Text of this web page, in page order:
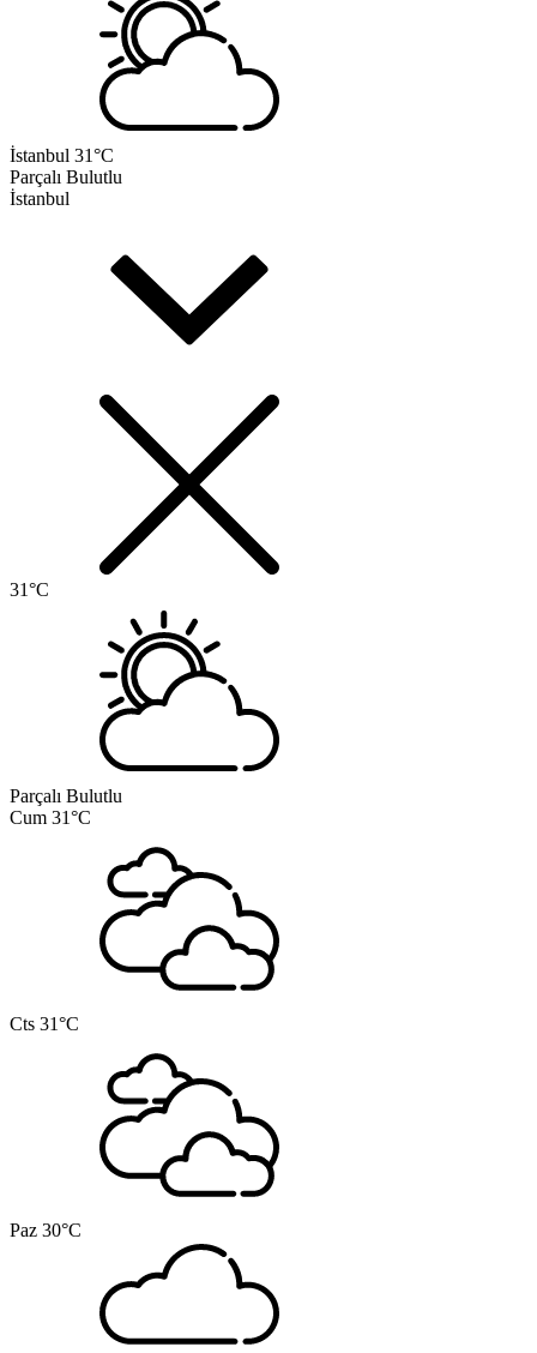
İstanbul 31°C
Parçalı Bulutlu
İstanbul
31°C
Parçalı Bulutlu
Cum 31°C
Cts 31°C
Paz 30°C